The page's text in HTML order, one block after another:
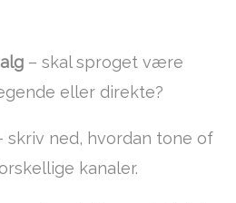
– skal sproget være
eller direkte?
skriv ned, hvordan tone of
kanaler.